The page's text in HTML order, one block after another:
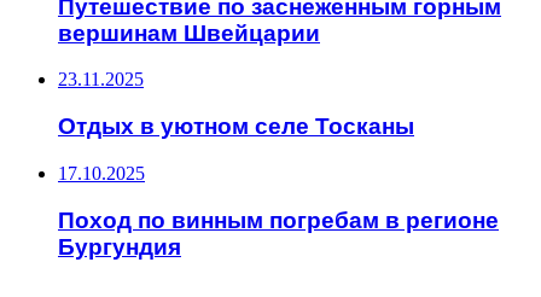
Путешествие по заснеженным горным
вершинам Швейцарии
23.11.2025
Отдых в уютном селе Тосканы
17.10.2025
Поход по винным погребам в регионе
Бургундия